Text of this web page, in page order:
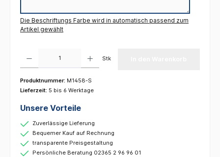
Die Beschriftungs Farbe wird in automatisch passend zum
Artikel gewählt
Stk
Produktnummer: M1458-S
Lieferzeit: 5 bis 6 Werktage
Unsere Vorteile
Zuverlässige Lieferung
Bequemer Kauf auf Rechnung
transparente Preisgestaltung
Persönliche Beratung 02365 2 96 96 01